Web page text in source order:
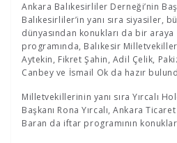
Ankara Balıkesirliler Derneği’nin
Balıkesirliler’in yanı sıra siyasiler,
dünyasından konukları da bir
programında, Balıkesir
Aytekin, Fikret Şahin, Adil Çelik,
Canbey ve İsmail Ok da hazır
Milletvekillerinin yanı sıra Yırcalı
Başkanı Rona Yırcalı, Ankara
Baran da iftar programının